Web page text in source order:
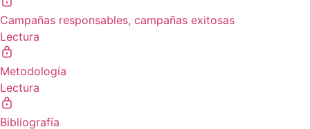
Campañas responsables, campañas exitosas
Lectura
Metodología
Lectura
Bibliografía